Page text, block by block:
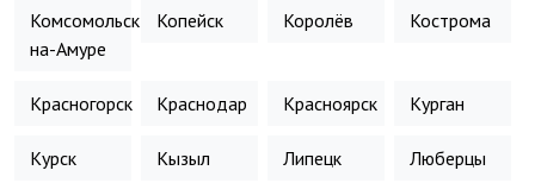
Комсомольск-
на-Амуре
Копейск Королёв Кострома
Красногорск Краснодар Красноярск Курган
Курск Кызыл Липецк Люберцы